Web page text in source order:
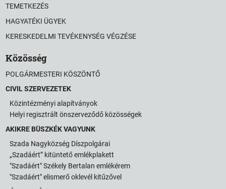
TEMETKEZÉS
HAGYATÉKI ÜGYEK
KERESKEDELMI TEVÉKENYSÉG VÉGZÉSE
Közösség
POLGÁRMESTERI KÖSZÖNTŐ
CIVIL SZERVEZETEK
Közintézményi alapítványok
Helyi regisztrált önszerveződő közösségek
AKIKRE BÜSZKÉK VAGYUNK
Szada Nagyközség Díszpolgárai
„Szadáért” kitüntető emlékplakett
"Szadáért" Székely Bertalan emlékérem
"Szadáért" elismerő oklevél kitűzővel